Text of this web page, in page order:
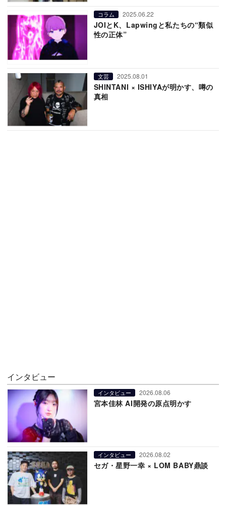
コラム 2025.06.22
JOIとK、Lapwingと私たちの“類似
性の正体”
文芸 2025.08.01
SHINTANI × ISHIYAが明かす、噂の
真相
インタビュー
インタビュー 2026.08.06
宮本佳林 AI開発の原点明かす
インタビュー 2026.08.02
セガ・星野一幸 × LOM BABY鼎談